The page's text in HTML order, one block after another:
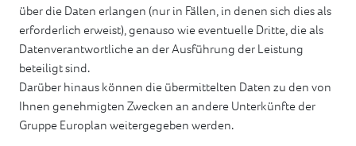
über die Daten erlangen (nur in Fällen, in denen sich dies als
erforderlich erweist), genauso wie eventuelle Dritte, die als
Datenverantwortliche an der Ausführung der Leistung
beteiligt sind.
Darüber hinaus können die übermittelten Daten zu den von
Ihnen genehmigten Zwecken an andere Unterkünfte der
Gruppe Europlan weitergegeben werden.